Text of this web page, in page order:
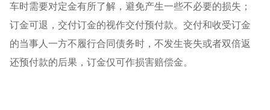
车时需要对定金有所了解，避免产生一些不必要的损失；
订金可退，交付订金的视作交付预付款。交付和收受订金
的当事人一方不履行合同债务时，不发生丧失或者双倍返
还预付款的后果，订金仅可作损害赔偿金。